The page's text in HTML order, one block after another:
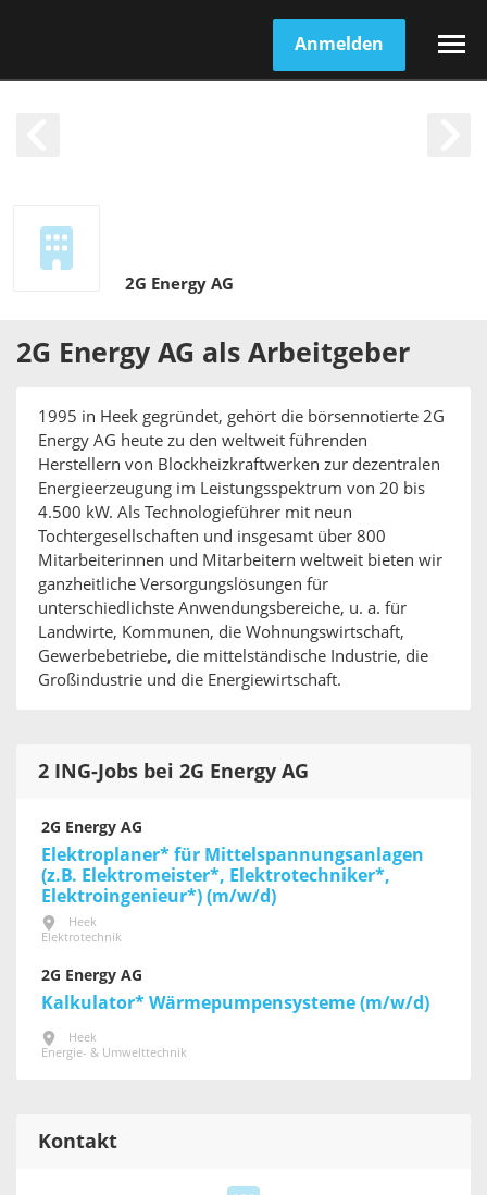
Anmelden
2G Energy AG
2G Energy AG als Arbeitgeber
1995 in Heek gegründet, gehört die börsennotierte 2G
Energy AG heute zu den weltweit führenden
Herstellern von Blockheizkraftwerken zur dezentralen
Energieerzeugung im Leistungsspektrum von 20 bis
4.500 kW. Als Technologieführer mit neun
Tochtergesellschaften und insgesamt über 800
Mitarbeiterinnen und Mitarbeitern weltweit bieten wir
ganzheitliche Versorgungslösungen für
unterschiedlichste Anwendungsbereiche, u. a. für
Landwirte, Kommunen, die Wohnungswirtschaft,
Gewerbebetriebe, die mittelständische Industrie, die
Großindustrie und die Energiewirtschaft.
2 ING-Jobs bei 2G Energy AG
2G Energy AG
Elektroplaner* für Mittelspannungsanlagen
(z.B. Elektromeister*, Elektrotechniker*,
Elektroingenieur*) (m/w/d)
Heek
Elektrotechnik
2G Energy AG
Kalkulator* Wärmepumpensysteme (m/w/d)
Heek
Energie- & Umwelttechnik
Kontakt